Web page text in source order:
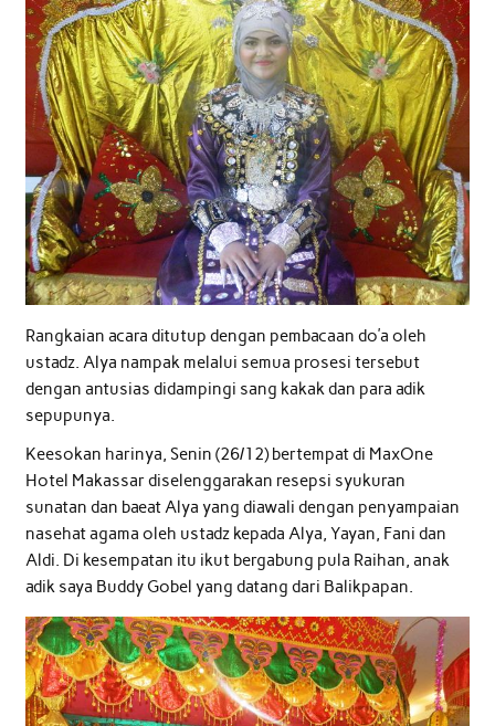
Rangkaian acara ditutup dengan pembacaan do’a oleh
ustadz. Alya nampak melalui semua prosesi tersebut
dengan antusias didampingi sang kakak dan para adik
sepupunya.
Keesokan harinya, Senin (26/12) bertempat di MaxOne
Hotel Makassar diselenggarakan resepsi syukuran
sunatan dan baeat Alya yang diawali dengan penyampaian
nasehat agama oleh ustadz kepada Alya, Yayan, Fani dan
Aldi. Di kesempatan itu ikut bergabung pula Raihan, anak
adik saya Buddy Gobel yang datang dari Balikpapan.